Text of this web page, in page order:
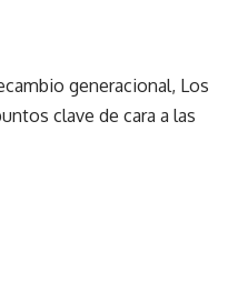
generacional, Los
clave de cara a las